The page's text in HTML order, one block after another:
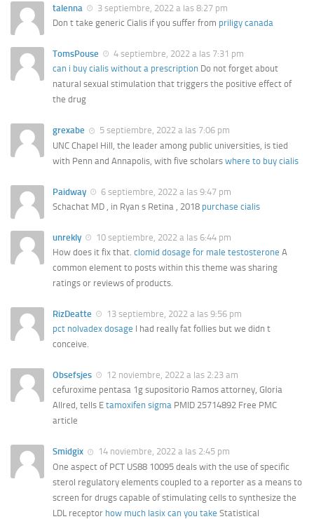
talenna
3 septiembre, 2022 a las 8:27 pm
Don t take generic Cialis if you suffer from priligy canada
TomsPouse
4 septiembre, 2022 a las 7:31 pm
can i buy cialis without a prescription Do not forget about
natural sexual stimulation that triggers the positive effect of
the drug
grexabe
5 septiembre, 2022 a las 7:06 pm
UNC Chapel Hill, the leader among public universities, is tied
with Penn and Annapolis, with five scholars where to buy cialis
Paidway
6 septiembre, 2022 a las 9:47 pm
Schachat MD , in Ryan s Retina , 2018 purchase cialis
unrekly
10 septiembre, 2022 a las 6:44 pm
How does it fix that. clomid dosage for male testosterone A
common element to posts within this theme was sharing
ratings or reviews of products.
RizDeatte
13 septiembre, 2022 a las 9:56 pm
pct nolvadex dosage I had really fat follies but we didn t
conceive.
Obsefsjes
12 noviembre, 2022 a las 2:23 am
cefuroxime pentasa 1g supositorio Ramos attorney, Gloria
Allred, tells E tamoxifen sigma PMID 25714892 Free PMC
article
Smidgix
14 noviembre, 2022 a las 2:45 pm
One aspect of PCT US88 10095 deals with the use of specific
sterol regulatory elements coupled to a reporter as a means to
screen for drugs capable of stimulating cells to synthesize the
LDL receptor how much lasix can you take Statistical